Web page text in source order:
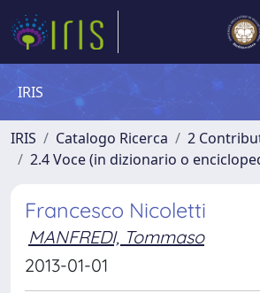
IRIS
IRIS Catalogo Ricerca
2
2.4 Voce (in dizionario o
Francesco Nicoletti
MANFREDI, Tommaso
2013-01-01